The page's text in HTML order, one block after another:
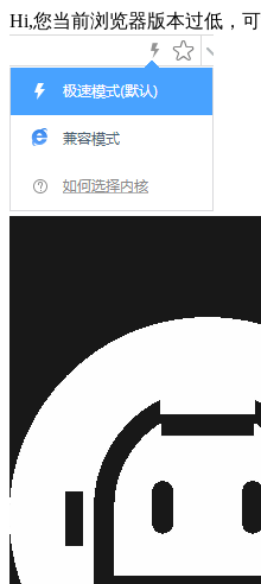
Hi,您当前浏览器版本过低，